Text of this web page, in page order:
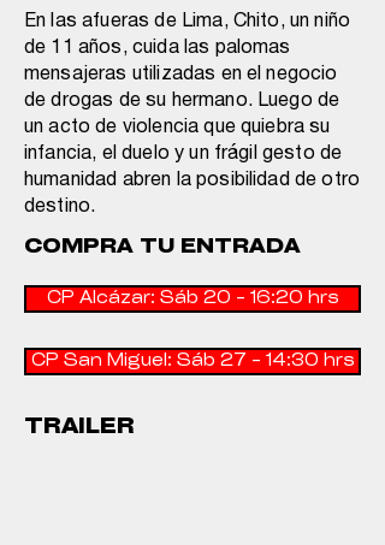
En las afueras de Lima, Chito, un niño
de 11 años, cuida las palomas
mensajeras utilizadas en el negocio
de drogas de su hermano. Luego de
un acto de violencia que quiebra su
infancia, el duelo y un frágil gesto de
humanidad abren la posibilidad de otro
destino.
COMPRA TU ENTRADA
CP Alcázar: Sáb 20 - 16:20 hrs
CP San Miguel: Sáb 27 - 14:30 hrs
TRAILER